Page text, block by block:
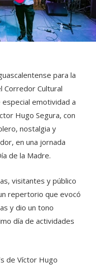
para la
Corredor Cultural
especial emotividad a
Hugo Segura, con
nostalgia y
en una jornada
de la Madre.
visitantes y público
repertorio que evocó
y dio un tono
día de actividades
de Víctor Hugo